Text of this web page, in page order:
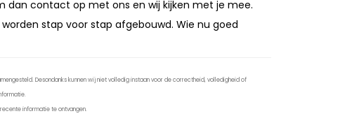
dan contact op met ons en wij kijken met je mee.
stap voor stap afgebouwd. Wie nu goed
Desondanks kunnen wij niet volledig instaan voor de correctheid, volledigheid of
informatie te ontvangen.